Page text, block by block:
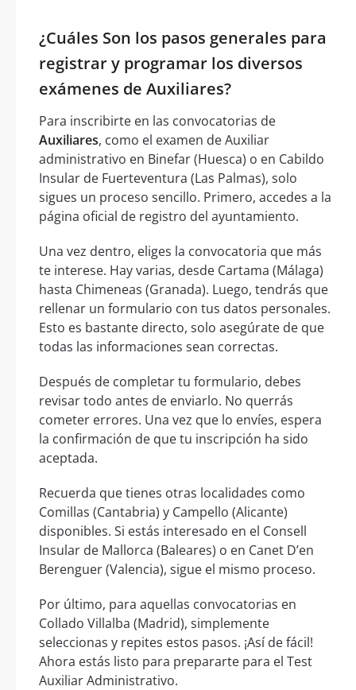
¿Cuáles Son los pasos generales para
registrar y programar los diversos
exámenes de Auxiliares?
Para inscribirte en las convocatorias de
Auxiliares, como el examen de Auxiliar
administrativo en Binefar (Huesca) o en Cabildo
Insular de Fuerteventura (Las Palmas), solo
sigues un proceso sencillo. Primero, accedes a la
página oficial de registro del ayuntamiento.
Una vez dentro, eliges la convocatoria que más
te interese. Hay varias, desde Cartama (Málaga)
hasta Chimeneas (Granada). Luego, tendrás que
rellenar un formulario con tus datos personales.
Esto es bastante directo, solo asegúrate de que
todas las informaciones sean correctas.
Después de completar tu formulario, debes
revisar todo antes de enviarlo. No querrás
cometer errores. Una vez que lo envíes, espera
la confirmación de que tu inscripción ha sido
aceptada.
Recuerda que tienes otras localidades como
Comillas (Cantabria) y Campello (Alicante)
disponibles. Si estás interesado en el Consell
Insular de Mallorca (Baleares) o en Canet D’en
Berenguer (Valencia), sigue el mismo proceso.
Por último, para aquellas convocatorias en
Collado Villalba (Madrid), simplemente
seleccionas y repites estos pasos. ¡Así de fácil!
Ahora estás listo para prepararte para el Test
Auxiliar Administrativo.